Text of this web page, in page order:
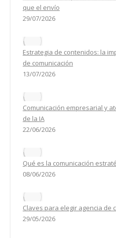
que el envío
29/07/2026
Estrategia de contenidos: la
de comunicación
13/07/2026
Comunicación empresarial y
de la IA
22/06/2026
Qué es la comunicación
08/06/2026
Claves para elegir agencia de
29/05/2026